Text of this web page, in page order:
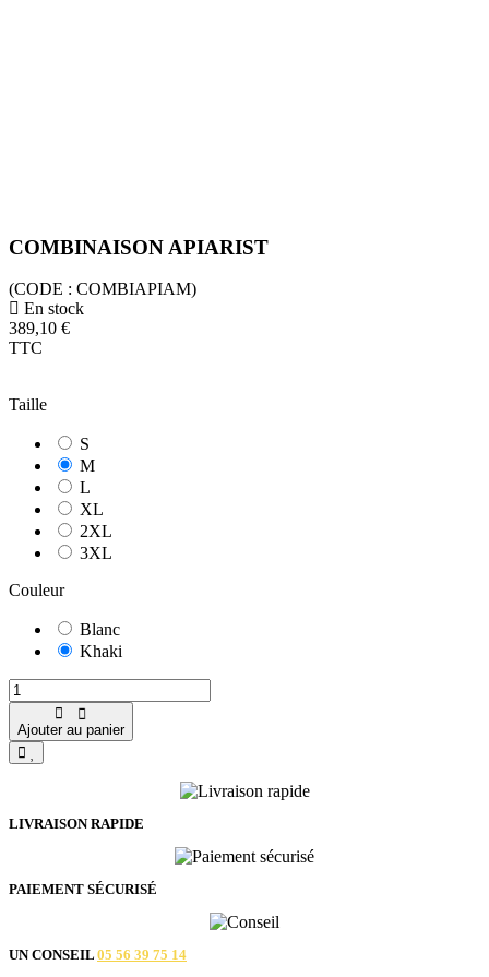
COMBINAISON APIARIST
(CODE : COMBIAPIAM)
En stock
389,10 €
TTC
Taille
S
M
L
XL
2XL
3XL
Couleur
Blanc
Khaki
Ajouter au panier
LIVRAISON RAPIDE
PAIEMENT SÉCURISÉ
UN CONSEIL 05 56 39 75 14